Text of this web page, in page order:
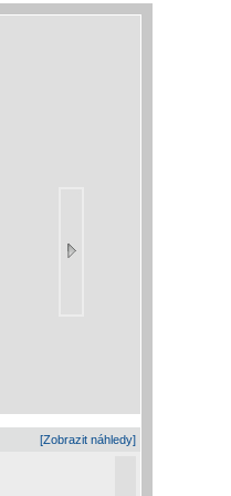
[Zobrazit náhledy]